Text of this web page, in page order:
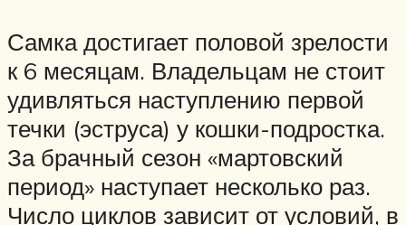
Самка достигает половой зрелости
к 6 месяцам. Владельцам не стоит
удивляться наступлению первой
течки (эструса) у кошки-подростка.
За брачный сезон «мартовский
период» наступает несколько раз.
Число циклов зависит от условий, в